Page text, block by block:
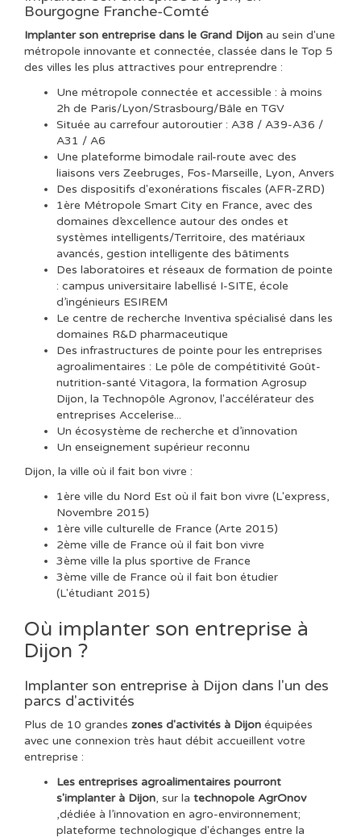
Bourgogne Franche-Comté
Implanter son entreprise dans le Grand Dijon au sein d'une
métropole innovante et connectée, classée dans le Top 5
des villes les plus attractives pour entreprendre :
Une métropole connectée et accessible : à moins
2h de Paris/Lyon/Strasbourg/Bâle en TGV
Située au carrefour autoroutier : A38 / A39-A36 /
A31 / A6
Une plateforme bimodale rail-route avec des
liaisons vers Zeebruges, Fos-Marseille, Lyon, Anvers
Des dispositifs d'exonérations fiscales (AFR-ZRD)
1ère Métropole Smart City en France, avec des
domaines d’excellence autour des ondes et
systèmes intelligents/Territoire, des matériaux
avancés, gestion intelligente des bâtiments
Des laboratoires et réseaux de formation de pointe
: campus universitaire labellisé I-SITE, école
d’ingénieurs ESIREM
Le centre de recherche Inventiva spécialisé dans les
domaines R&D pharmaceutique
Des infrastructures de pointe pour les entreprises
agroalimentaires : Le pôle de compétitivité Goût-
nutrition-santé Vitagora, la formation Agrosup
Dijon, la Technopôle Agronov, l'accélérateur des
entreprises Accelerise...
Un écosystème de recherche et d’innovation
Un enseignement supérieur reconnu
Dijon, la ville où il fait bon vivre :
1ère ville du Nord Est où il fait bon vivre (L'express,
Novembre 2015)
1ère ville culturelle de France (Arte 2015)
2ème ville de France où il fait bon vivre
3ème ville la plus sportive de France
3ème ville de France où il fait bon étudier
(L'étudiant 2015)
Où implanter son entreprise à
Dijon ?
Implanter son entreprise à Dijon dans l'un des
parcs d'activités
Plus de 10 grandes zones d'activités à Dijon équipées
avec une connexion très haut débit accueillent votre
entreprise :
Les entreprises agroalimentaires pourront
s'implanter à Dijon, sur la technopole AgrOnov
,dédiée à l’innovation en agro-environnement;
plateforme technologique d'échanges entre la